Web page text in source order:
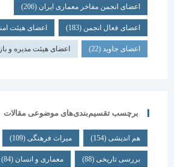
اعضای انجمن مفاخر معماری ایران (206)
اعضای فعال انجمن(183) اعضای هیئت امنا(42)
اعضای جاوید(22) اعضای هیئت مدیره و بازرسان(7)
برچسب تقسیم‌بندی‌های موضوعی مقالات
هم اندیشی (154) میراث فرهنگی (109)
بررسی تاریخی (88) معماری و انسان (84)